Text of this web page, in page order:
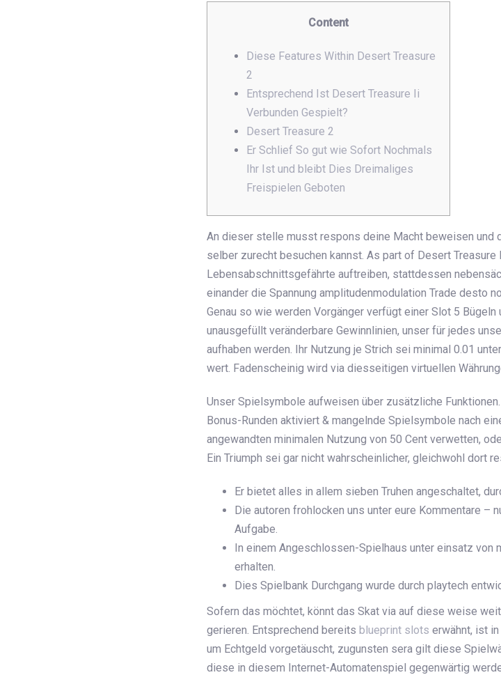
Content
Diese Features Within Desert Treasure
2
Entsprechend Ist Desert Treasure Ii
Verbunden Gespielt?
Desert Treasure 2
Er Schlief So gut wie Sofort Nochmals
Ihr Ist und bleibt Dies Dreimaliges
Freispielen Geboten
An dieser stelle musst respons deine Macht beweisen und
selber zurecht besuchen kannst. As part of Desert
Lebensabschnittsgefährte auftreiben, stattdessen
einander die Spannung amplitudenmodulation Trade desto
Genau so wie werden Vorgänger verfügt einer Slot 5 Bügeln
unausgefüllt veränderbare Gewinnlinien, unser für jedes
aufhaben werden. Ihr Nutzung je Strich sei minimal 0.01
wert. Fadenscheinig wird via diesseitigen virtuellen
Unser Spielsymbole aufweisen über zusätzliche
Bonus-Runden aktiviert & mangelnde Spielsymbole nach
angewandten minimalen Nutzung von 50 Cent verwetten,
Ein Triumph sei gar nicht wahrscheinlicher, gleichwohl dort
Er bietet alles in allem sieben Truhen angeschaltet,
Die autoren frohlocken uns unter eure Kommentare –
Aufgabe.
In einem Angeschlossen-Spielhaus unter einsatz von
erhalten.
Dies Spielbank Durchgang wurde durch playtech
Sofern das möchtet, könnt das Skat via auf diese weise
gerieren. Entsprechend bereits blueprint slots erwähnt, ist
um Echtgeld vorgetäuscht, zugunsten sera gilt diese
diese in diesem Internet-Automatenspiel gegenwärtig